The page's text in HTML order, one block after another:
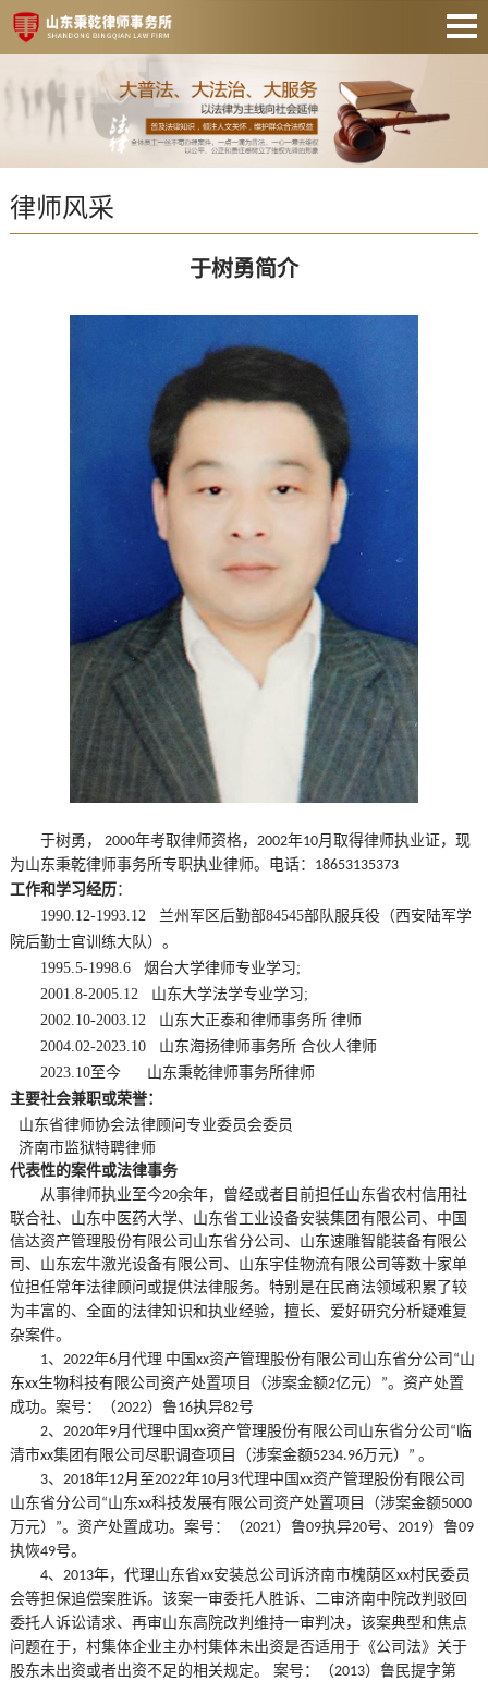
关于秉乾
律师风采
于树勇简介
于树勇， 2000年考取律师资格， 2002年10月 取得律师执业证 ，现
为山东秉乾律师事务所专职执业律师。电话： 18653135373
工作和学习经历 ：
1990.12-1993.12 兰州军区后勤部84545部队服兵役（西安陆军学
院后勤士官训练大队）。
1995.5-1998.6 烟台大学律师专业学习;
2001.8-2005.12 山东大学法学专业学习;
2002.10-2003.12 山东大正泰和律师事务所 律师
2004.02-2023.10 山东海扬律师事务所 合伙人律师
2023.10至今 山东秉乾律师事务所律师
主要社会兼职或荣誉：
山东省律师协会法律顾问专业委员会委员
济南市监狱特聘律师
代表性的案件或法律事务
从事律师执业至今20余年， 曾经或者目前担任山东省农村信用社
联合社、山东中医药大学、山东省工业设备安装集团有限公司、中国
信达资产管理股份有限公司山东省分公司、山东速雕智能装备有限公
司、山东宏牛激光设备有限公司、山东宇佳物流有限公司等数十家单
位担任常年法律顾问或提供法律服务。特别是在民商法领域积累了较
为丰富的、全面的法律知识和执业经验， 擅长、爱好研究分析疑难复
杂案件。
1、 2022年6月代理 中国 xx资产管理股份有限公司山东省分公司 “山
东xx生物科技有限公司资产处置项目（涉案金额2亿元） ”。资产处置
成功。案号：（2022）鲁16执异82号
2、 2020年9月代理中国 xx资产管理股份有限公司山东省分公司 “ 临
清市xx集团有限公司尽职调查项目（涉案金额5234.96万元） ” 。
3、 2018年12月至2022年10月 3代理中国 xx资产管理股份有限公司
山东省分公司 “山东xx科技发展有限公司资产处置项目（涉案金额5000
万元） ”。资产处置成功。案号：（2021）鲁09执异20号、 2019）鲁09
执恢49号。
4、 2013年，代理山东省xx安装总公司诉济南市槐荫区xx村民委员
会等担保追偿案胜诉。该案一审委托人胜诉、二审济南中院改判驳回
委托人诉讼请求、再审山东高院改判维持一审判决，该案典型和焦点
问题在于，村集体企业主办村集体未出资是否适用于《公司法》关于
股东未出资或者出资不足的相关规定。 案号：（2013）鲁民提字第